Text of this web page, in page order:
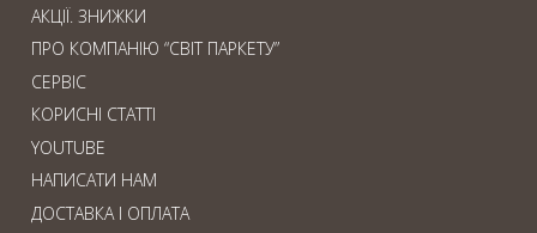
АКЦІЇ. ЗНИЖКИ
ПРО КОМПАНІЮ “СВІТ ПАРКЕТУ”
СЕРВІС
КОРИСНІ СТАТТІ
YOUTUBE
НАПИСАТИ НАМ
ДОСТАВКА І ОПЛАТА